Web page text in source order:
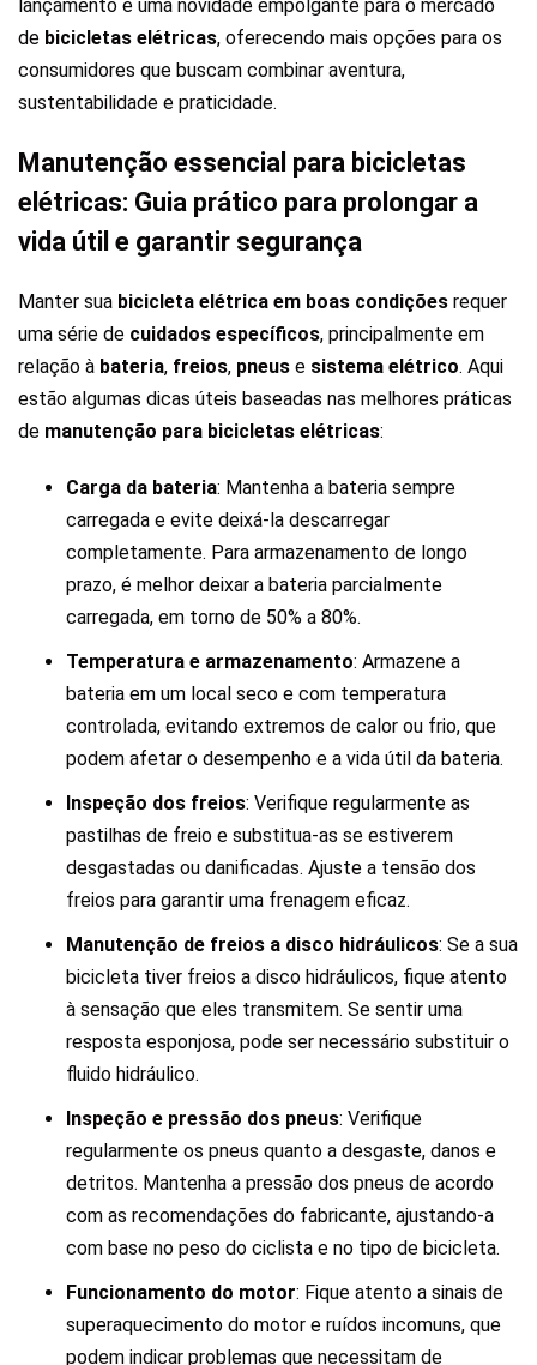
lançamento é uma novidade empolgante para o mercado
de bicicletas elétricas, oferecendo mais opções para os
consumidores que buscam combinar aventura,
sustentabilidade e praticidade.
Manutenção essencial para bicicletas
elétricas: Guia prático para prolongar a
vida útil e garantir segurança
Manter sua bicicleta elétrica em boas condições requer
uma série de cuidados específicos, principalmente em
relação à bateria, freios, pneus e sistema elétrico. Aqui
estão algumas dicas úteis baseadas nas melhores práticas
de manutenção para bicicletas elétricas:
Carga da bateria: Mantenha a bateria sempre
carregada e evite deixá-la descarregar
completamente. Para armazenamento de longo
prazo, é melhor deixar a bateria parcialmente
carregada, em torno de 50% a 80%.
Temperatura e armazenamento: Armazene a
bateria em um local seco e com temperatura
controlada, evitando extremos de calor ou frio, que
podem afetar o desempenho e a vida útil da bateria.
Inspeção dos freios: Verifique regularmente as
pastilhas de freio e substitua-as se estiverem
desgastadas ou danificadas. Ajuste a tensão dos
freios para garantir uma frenagem eficaz.
Manutenção de freios a disco hidráulicos: Se a sua
bicicleta tiver freios a disco hidráulicos, fique atento
à sensação que eles transmitem. Se sentir uma
resposta esponjosa, pode ser necessário substituir o
fluido hidráulico.
Inspeção e pressão dos pneus: Verifique
regularmente os pneus quanto a desgaste, danos e
detritos. Mantenha a pressão dos pneus de acordo
com as recomendações do fabricante, ajustando-a
com base no peso do ciclista e no tipo de bicicleta.
Funcionamento do motor: Fique atento a sinais de
superaquecimento do motor e ruídos incomuns, que
podem indicar problemas que necessitam de